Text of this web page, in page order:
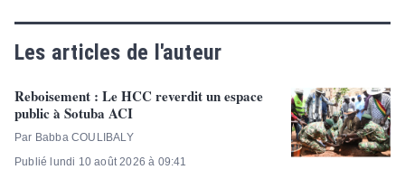
Les articles de l'auteur
Reboisement : Le HCC reverdit un espace
public à Sotuba ACI
Par Babba COULIBALY
Publié lundi 10 août 2026 à 09:41